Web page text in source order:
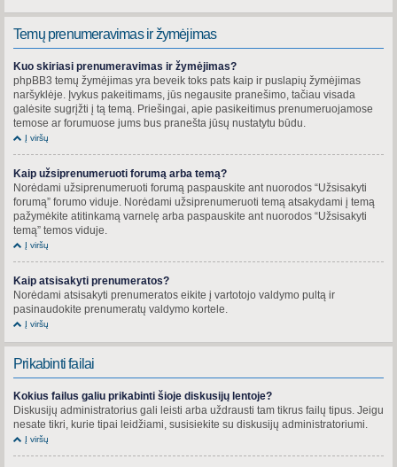
Temų prenumeravimas ir žymėjimas
Kuo skiriasi prenumeravimas ir žymėjimas?
phpBB3 temų žymėjimas yra beveik toks pats kaip ir puslapių žymėjimas
naršyklėje. Įvykus pakeitimams, jūs negausite pranešimo, tačiau visada
galėsite sugrįžti į tą temą. Priešingai, apie pasikeitimus prenumeruojamose
temose ar forumuose jums bus pranešta jūsų nustatytu būdu.
Į viršų
Kaip užsiprenumeruoti forumą arba temą?
Norėdami užsiprenumeruoti forumą paspauskite ant nuorodos “Užsisakyti
forumą” forumo viduje. Norėdami užsiprenumeruoti temą atsakydami į temą
pažymėkite atitinkamą varnelę arba paspauskite ant nuorodos “Užsisakyti
temą” temos viduje.
Į viršų
Kaip atsisakyti prenumeratos?
Norėdami atsisakyti prenumeratos eikite į vartotojo valdymo pultą ir
pasinaudokite prenumeratų valdymo kortele.
Į viršų
Prikabinti failai
Kokius failus galiu prikabinti šioje diskusijų lentoje?
Diskusijų administratorius gali leisti arba uždrausti tam tikrus failų tipus. Jeigu
nesate tikri, kurie tipai leidžiami, susisiekite su diskusijų administratoriumi.
Į viršų